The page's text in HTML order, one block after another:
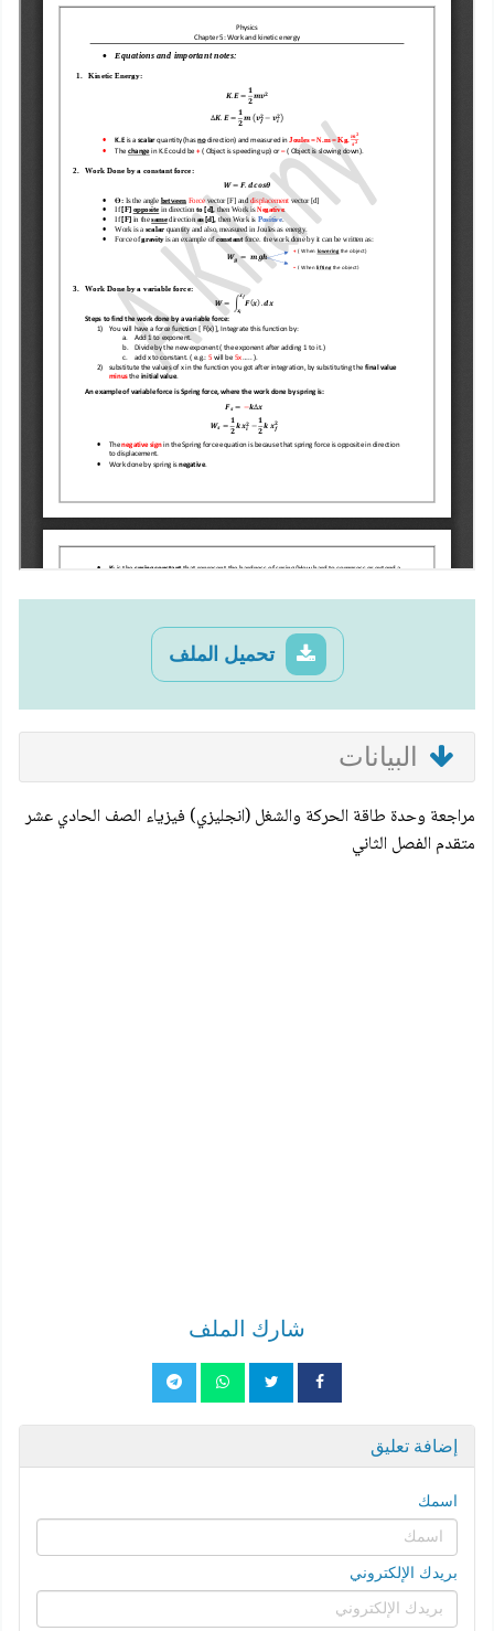
تحميل الملف
البيانات
مراجعة وحدة طاقة الحركة والشغل (انجليزي) فيزياء الصف الحادي عشر
متقدم الفصل الثاني
شارك الملف
إضافة تعليق
اسمك
بريدك الإلكتروني